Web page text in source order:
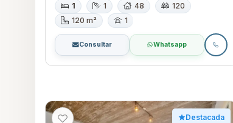
1 1 48
120
120 m²
1
Consultar Whatsapp
Destacada